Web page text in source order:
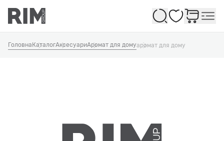
Обране
Головна КаталогАксесуариАромат для домуаромат для дому